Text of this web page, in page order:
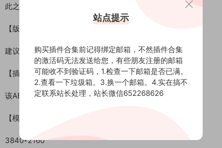
此之外，压缩包内还提供了适用于PR的mogrt项目文件。
【版本要求】
建议使用 AE CS6 或更高的AE版本打开
【插件要求】
该AE模板不需要任何第三方插件
【模板尺寸】
3840*2160
站点提示
购买插件合集前记得绑定邮箱，不然插件合集
的激活码无法发送给您，有些朋友注册的邮箱
可能收不到验证码，1.检查一下邮箱是否已满。
2.查看一下垃圾箱。3.换一个邮箱。4.实在搞不
定联系站长处理，站长微信652268626